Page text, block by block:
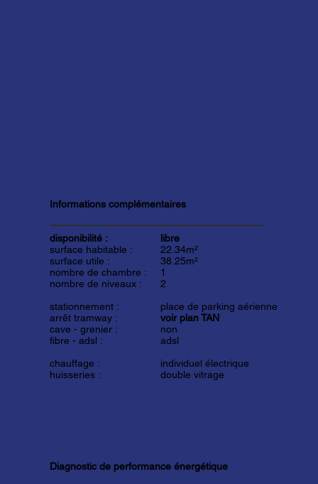
Informations complémentaires
disponibilité :
surface habitable :
surface utile :
nombre de chambre :
nombre de niveaux :
stationnement :
arrêt tramway :
cave - grenier :
fibre - adsl :
chauffage :
huisseries :
libre
22.34m²
38.25m²
1
2
place de parking aérienne
voir plan TAN
non
adsl
individuel électrique
double vitrage
Diagnostic de performance énergétique